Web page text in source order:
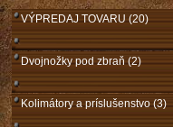
VÝPREDAJ TOVARU (20)
Dvojnožky pod zbraň (2)
Kolimátory a príslušenstvo (3)